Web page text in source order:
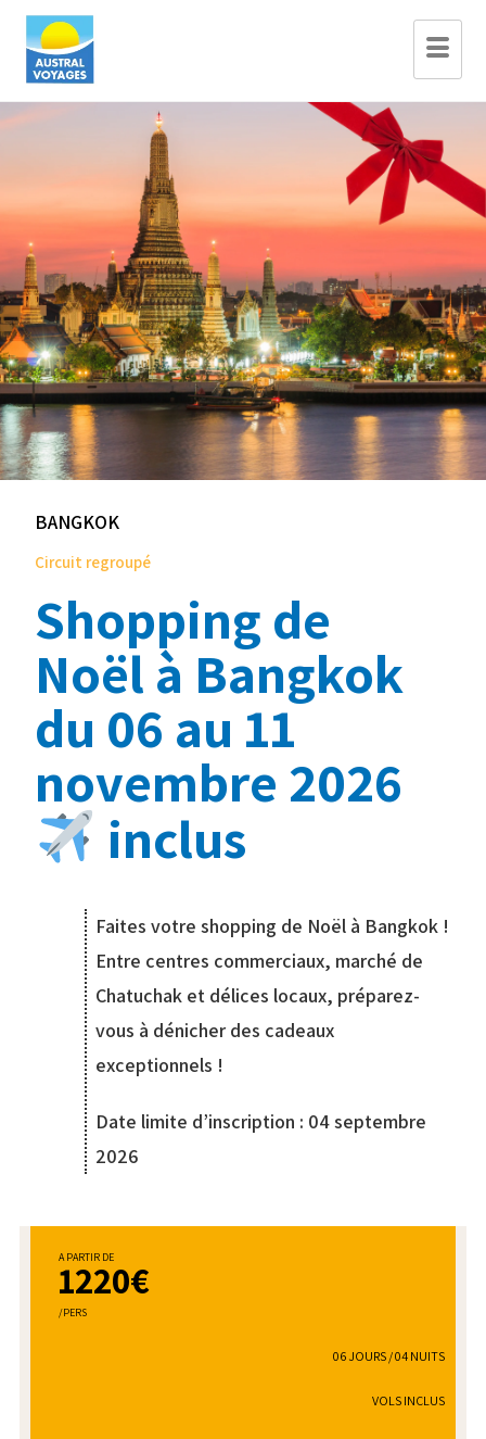
BANGKOK
Circuit regroupé
Shopping de
Noël à Bangkok
du 06 au 11
novembre 2026
inclus
Faites votre shopping de Noël à Bangkok !
Entre centres commerciaux, marché de
Chatuchak et délices locaux, préparez-
vous à dénicher des cadeaux
exceptionnels !
Date limite d’inscription : 04 septembre
2026
A PARTIR DE
1220€
/PERS
06 JOURS / 04 NUITS
VOLS INCLUS